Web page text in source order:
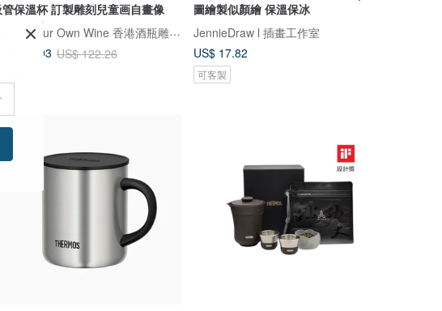
保溫杯 訂製雕刻兒童画自畫像
Design Your Own Wine 香港酒瓶雕刻禮品專門店
US$ 103.93 US$ 122.26
圖繪製似顏繪 保溫保冰
JennieDraw l 插畫工作室
US$ 17.82
可客製